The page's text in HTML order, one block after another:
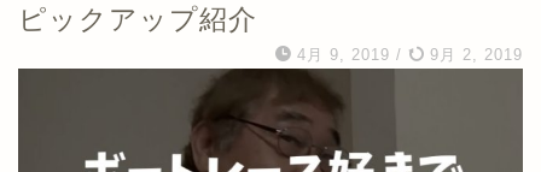
ピックアップ紹介
4月 9, 2019 / 9月 2, 2019